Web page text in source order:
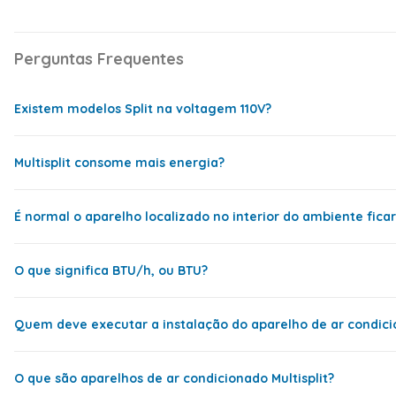
Turbo
Filtro anti-bactéria
Distância Máxima entre
Corrente
Monofásico
Dimensões
Altura Condensadora
840 mm
Comprimento Condensadora
745 mm
Perguntas Frequentes
Existem modelos Split na voltagem 110V?
Multisplit consome mais energia?
É normal o aparelho localizado no interior do ambiente
O que significa BTU/h, ou BTU?
Quem deve executar a instalação do aparelho de ar
O que são aparelhos de ar condicionado Multisplit?